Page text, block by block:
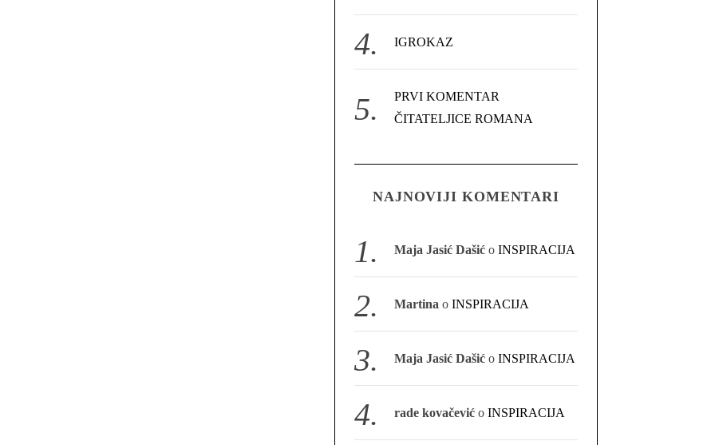
IGROKAZ
PRVI KOMENTAR
ČITATELJICE ROMANA
NAJNOVIJI KOMENTARI
Maja Jasić Dašić oINSPIRACIJA
Martina oINSPIRACIJA
Maja Jasić Dašić oINSPIRACIJA
rade kovačević oINSPIRACIJA